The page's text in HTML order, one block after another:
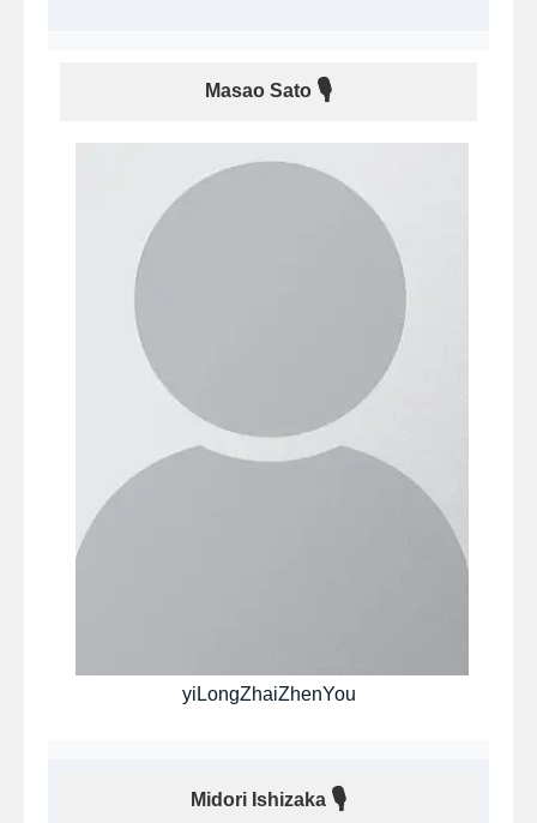
Masao Sato 🎙
yiLongZhaiZhenYou
Midori Ishizaka 🎙